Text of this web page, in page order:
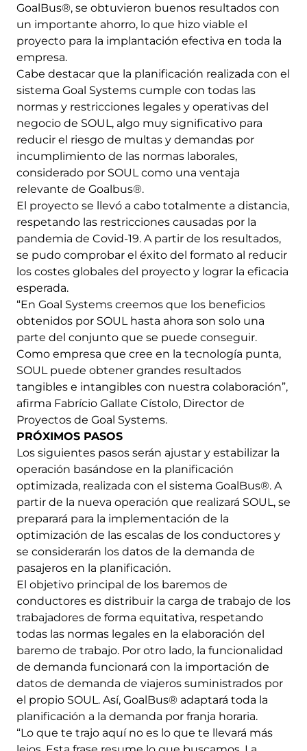
GoalBus®, se obtuvieron buenos resultados con
un importante ahorro, lo que hizo viable el
proyecto para la implantación efectiva en toda la
empresa.
Cabe destacar que la planificación realizada con el
sistema Goal Systems cumple con todas las
normas y restricciones legales y operativas del
negocio de SOUL, algo muy significativo para
reducir el riesgo de multas y demandas por
incumplimiento de las normas laborales,
considerado por SOUL como una ventaja
relevante de Goalbus®.
El proyecto se llevó a cabo totalmente a distancia,
respetando las restricciones causadas por la
pandemia de Covid-19. A partir de los resultados,
se pudo comprobar el éxito del formato al reducir
los costes globales del proyecto y lograr la eficacia
esperada.
“En Goal Systems creemos que los beneficios
obtenidos por SOUL hasta ahora son solo una
parte del conjunto que se puede conseguir.
Como empresa que cree en la tecnología punta,
SOUL puede obtener grandes resultados
tangibles e intangibles con nuestra colaboración”,
afirma Fabrício Gallate Cístolo, Director de
Proyectos de Goal Systems.
PRÓXIMOS PASOS
Los siguientes pasos serán ajustar y estabilizar la
operación basándose en la planificación
optimizada, realizada con el sistema GoalBus®. A
partir de la nueva operación que realizará SOUL, se
preparará para la implementación de la
optimización de las escalas de los conductores y
se considerarán los datos de la demanda de
pasajeros en la planificación.
El objetivo principal de los baremos de
conductores es distribuir la carga de trabajo de los
trabajadores de forma equitativa, respetando
todas las normas legales en la elaboración del
baremo de trabajo. Por otro lado, la funcionalidad
de demanda funcionará con la importación de
datos de demanda de viajeros suministrados por
el propio SOUL. Así, GoalBus® adaptará toda la
planificación a la demanda por franja horaria.
“Lo que te trajo aquí no es lo que te llevará más